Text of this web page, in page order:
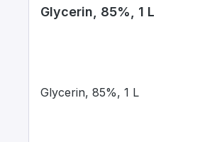
Glycerin, 85%, 1 L
Glycerin, 85%, 1 L